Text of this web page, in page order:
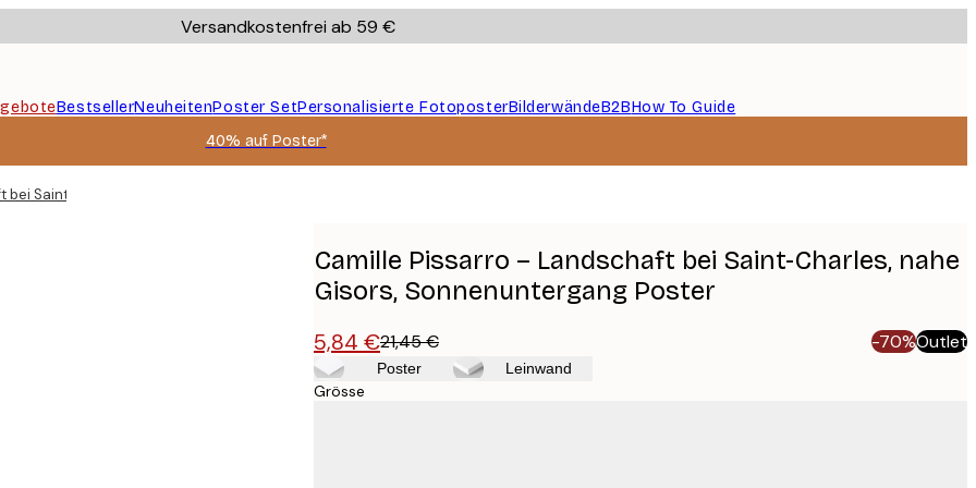
Versandkostenfrei ab 59 €
BestsellerNeuheitenPoster SetPersonalisierte FotoposterBilderwändeB2BHow To Guide
40% auf Poster*
bei Saint-Charles, nahe Gisors, Sonnenuntergang Poster
Camille Pissarro – Landschaft bei Saint-Charles, nahe
Gisors, Sonnenuntergang Poster
5,84 €21,45 € -70%Outlet
Poster Leinwand
Grösse